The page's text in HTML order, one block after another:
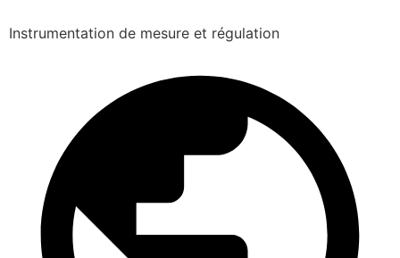
Instrumentation de mesure et régulation